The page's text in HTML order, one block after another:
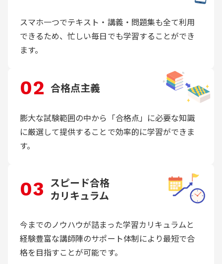
スマホ一つでテキスト・講義・問題集も全て利用
できるため、忙しい毎日でも学習することができ
ます。
02 合格点主義
膨大な試験範囲の中から「合格点」に必要な知識
に厳選して提供することで効率的に学習ができま
す。
03 スピード合格
カリキュラム
今までのノウハウが詰まった学習カリキュラムと
経験豊富な講師陣のサポート体制により最短で合
格を目指すことが可能です。